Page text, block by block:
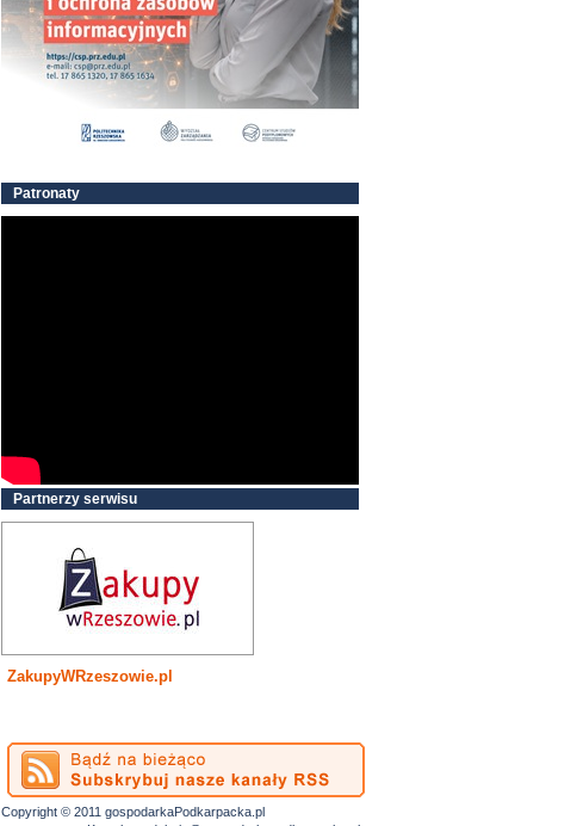
Patronaty
Partnerzy serwisu
ZakupyWRzeszowie.pl
Copyright © 2011 gospodarkaPodkarpacka.pl